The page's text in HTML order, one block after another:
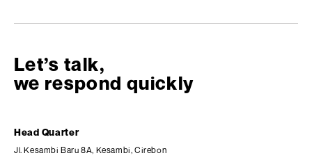
Let’s talk,
we respond quickly
Head Quarter
Jl. Kesambi Baru 8A, Kesambi, Cirebon